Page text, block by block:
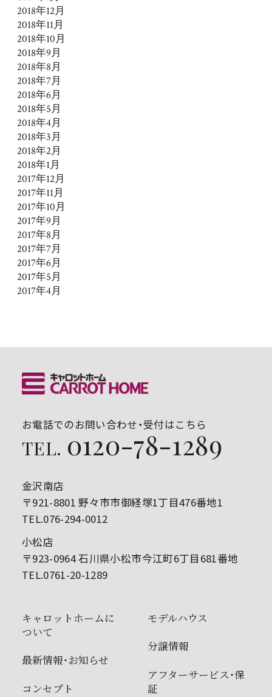
2018年12月
2018年11月
2018年10月
2018年9月
2018年8月
2018年7月
2018年6月
2018年5月
2018年4月
2018年3月
2018年2月
2018年1月
2017年12月
2017年11月
2017年10月
2017年9月
2017年8月
2017年7月
2017年6月
2017年5月
2017年4月
お電話でのお問い合わせ・受付はこちら
TEL. 0120-78-1289
金沢南店
〒921-8801 野々市市御経塚1丁目476番地1
TEL.076-294-0012
小松店
〒923-0964 石川県小松市今江町6丁目681番地
TEL.0761-20-1289
キャロットホームに
ついて
最新情報・お知らせ
コンセプト
モデルハウス
分譲情報
アフターサービス・保
証